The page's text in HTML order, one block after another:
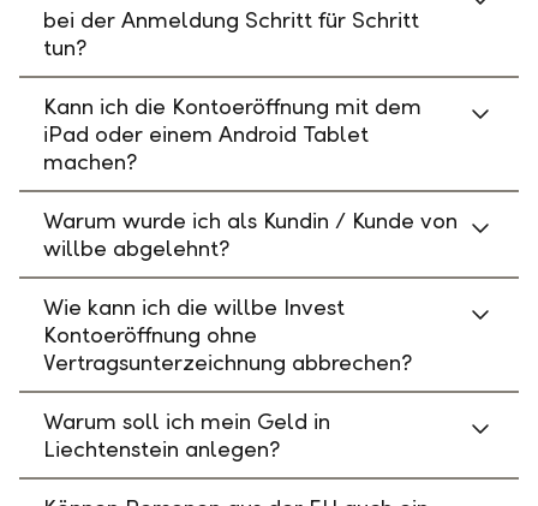
bei der Anmeldung Schritt für Schritt
tun?
Kann ich die Kontoeröffnung mit dem
iPad oder einem Android Tablet
machen?
Warum wurde ich als Kundin / Kunde von
willbe abgelehnt?
Wie kann ich die willbe Invest
Kontoeröffnung ohne
Vertragsunterzeichnung abbrechen?
Warum soll ich mein Geld in
Liechtenstein anlegen?